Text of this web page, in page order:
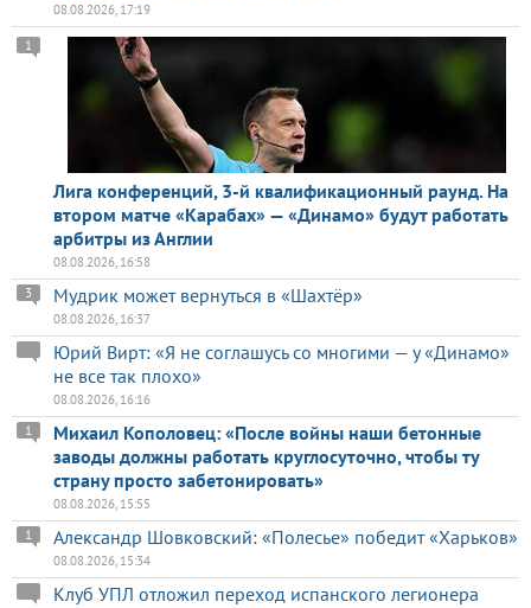
08.08.2026, 17:19
Лига конференций, 3-й квалификационный раунд. На
втором матче «Карабах» — «Динамо» будут работать
арбитры из Англии
1
08.08.2026, 16:58
Мудрик может вернуться в «Шахтёр»
3
08.08.2026, 16:37
Юрий Вирт: «Я не соглашусь со многими — у «Динамо»
не все так плохо»
08.08.2026, 16:16
Михаил Кополовец: «После войны наши бетонные
заводы должны работать круглосуточно, чтобы ту
страну просто забетонировать»
1
08.08.2026, 15:55
Александр Шовковский: «Полесье» победит «Харьков»
1
08.08.2026, 15:34
Клуб УПЛ отложил переход испанского легионера